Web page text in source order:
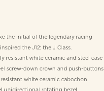
the initial of the legendary racing
the J12: the J Class.
resistant white ceramic and steel case
screw-down crown and push-buttons
white ceramic cabochon
unidirectional rotating bezel